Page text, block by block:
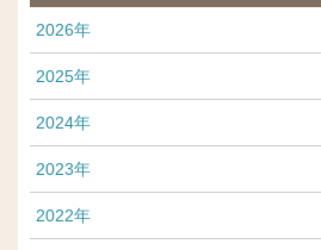
2026年
2025年
2024年
2023年
2022年